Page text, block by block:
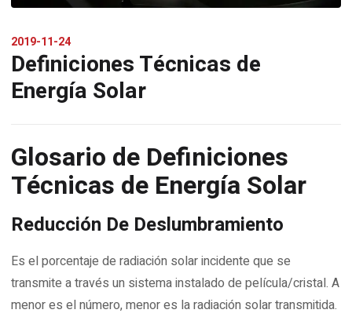
2019-11-24
Definiciones Técnicas de
Energía Solar
Glosario de Definiciones
Técnicas de Energía Solar
Reducción De Deslumbramiento
Es el porcentaje de radiación solar incidente que se
transmite a través un sistema instalado de película/cristal. A
menor es el número, menor es la radiación solar transmitida.